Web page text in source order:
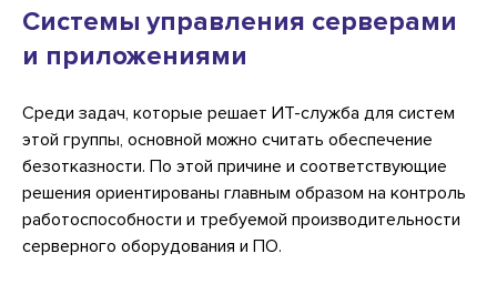
Системы управления серверами
и приложениями
Среди задач, которые решает ИТ-служба для систем
этой группы, основной можно считать обеспечение
безотказности. По этой причине и соответствующие
решения ориентированы главным образом на контроль
работоспособности и требуемой производительности
серверного оборудования и ПО.